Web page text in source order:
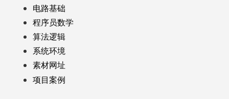
电路基础
程序员数学
算法逻辑
系统环境
素材网址
项目案例